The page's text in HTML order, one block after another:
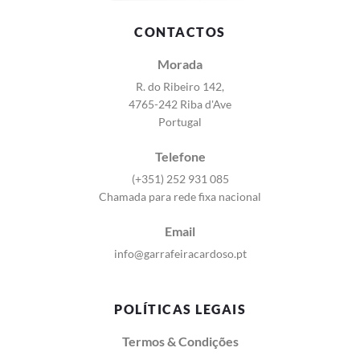
CONTACTOS
Morada
R. do Ribeiro 142,
4765-242 Riba d'Ave
Portugal
Telefone
(+351) 252 931 085
Chamada para rede fixa nacional
Email
info@garrafeiracardoso.pt
POLÍTICAS LEGAIS
Termos & Condições